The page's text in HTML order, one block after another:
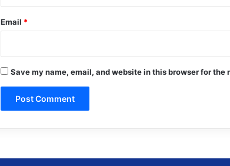
Email *
Save my name, email, and website in this browser for the